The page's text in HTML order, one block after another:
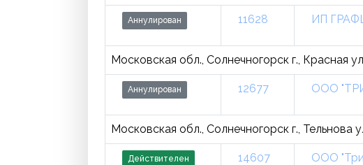
Аннулирован 11628 ИП
Московская обл., Солнечногорск г., Красная
Аннулирован 12677 ООО
Московская обл., Солнечногорск г., Тельнова
Действителен 14607 ООО